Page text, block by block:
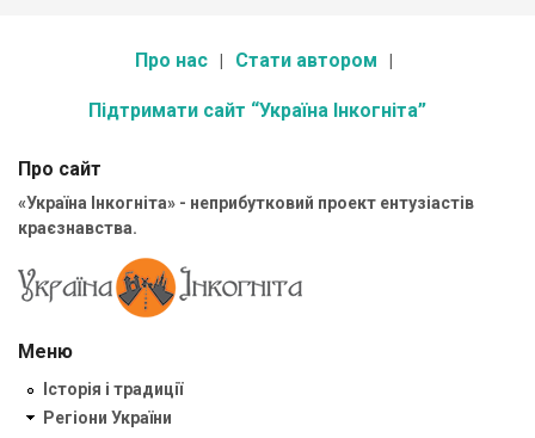
Про нас Стати автором
Підтримати сайт “Україна Інкогніта”
Про сайт
«Україна Інкогніта» - неприбутковий проект ентузіастів
краєзнавства.
Меню
Історія і традиції
Регіони України